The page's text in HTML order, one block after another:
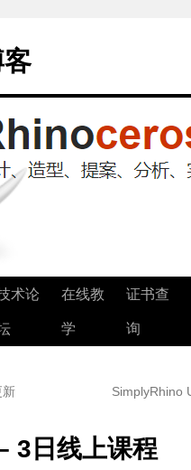
术论 在线教
学
证书查
询
新 SimplyRhino
3日线上课程